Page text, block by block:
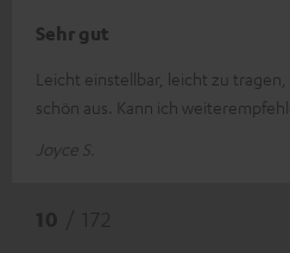
Sehr gut
Leicht einstellbar, leicht zu
schön aus. Kann ich
Joyce S.